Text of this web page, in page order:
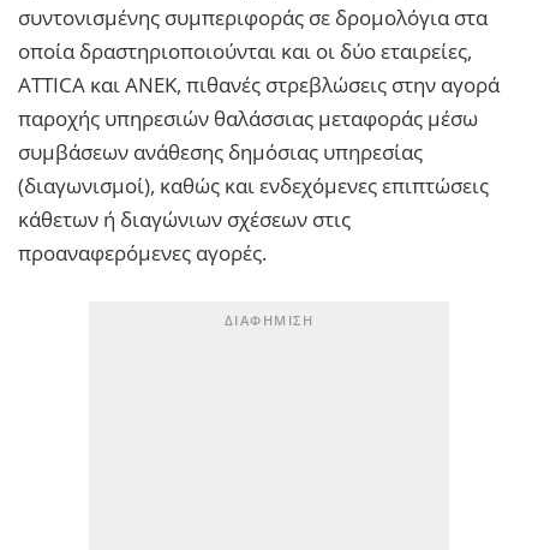
συντονισμένης συμπεριφοράς σε δρομολόγια στα
οποία δραστηριοποιούνται και οι δύο εταιρείες,
ATTICA και ΑΝΕΚ, πιθανές στρεβλώσεις στην αγορά
παροχής υπηρεσιών θαλάσσιας μεταφοράς μέσω
συμβάσεων ανάθεσης δημόσιας υπηρεσίας
(διαγωνισμοί), καθώς και ενδεχόμενες επιπτώσεις
κάθετων ή διαγώνιων σχέσεων στις
προαναφερόμενες αγορές.